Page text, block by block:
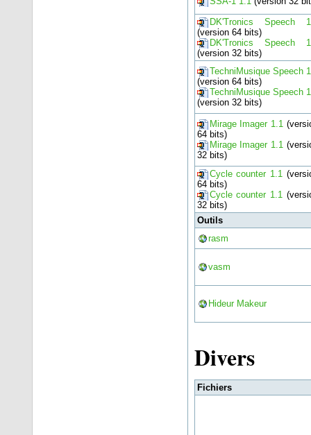
DK'Tronics Speech
(version 64 bits)
DK'Tronics Speech
(version 32 bits)
TechniMusique Speech
(version 64 bits)
TechniMusique Speech
(version 32 bits)
Mirage Imager 1.1
64 bits)
Mirage Imager 1.1
32 bits)
Cycle counter 1.1
64 bits)
Cycle counter 1.1
32 bits)
Outils
rasm
vasm
Hideur Makeur
Divers
Fichiers